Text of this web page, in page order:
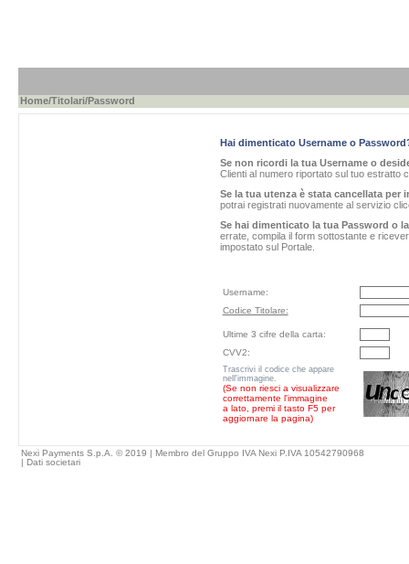
Home/Titolari/Password
Hai dimenticato Username o
Se non ricordi la tua Username o
Clienti al numero riportato sul tuo estratto
Se la tua utenza è stata cancellata per
potrai registrati nuovamente al servizio
Se hai dimenticato la tua Password o
errate, compila il form sottostante e
impostato sul Portale.
Username:
Codice Titolare:
Ultime 3 cifre della carta:
CVV2:
Trascrivi il codice che appare
nell'immagine.
(Se non riesci a visualizzare
correttamente l'immagine
a lato, premi il tasto F5 per
aggiornare la pagina)
Nexi Payments S.p.A. © 2019 | Membro del Gruppo IVA Nexi P.IVA 10542790968
| Dati societari